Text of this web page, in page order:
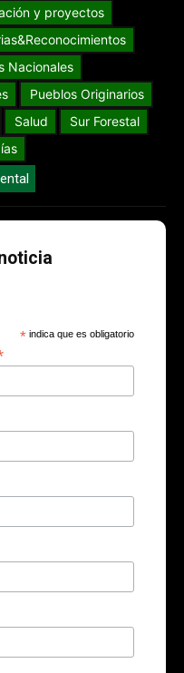
y proyectos
Nacionales
Pueblos Originarios
Salud
Sur Forestal
* indica que es obligatorio